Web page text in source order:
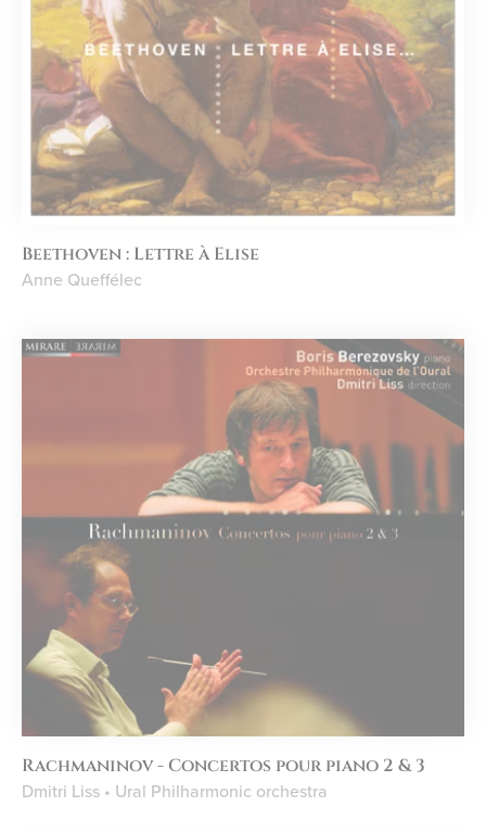
Beethoven : Lettre à Elise
Anne Queffélec
Rachmaninov - Concertos pour piano 2 & 3
Dmitri Liss • Ural Philharmonic orchestra